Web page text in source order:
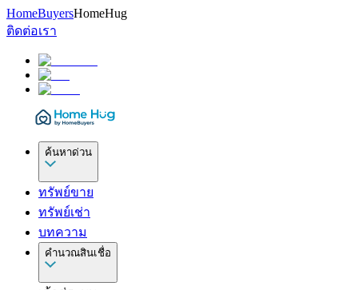
HomeBuyersHomeHug
ติดต่อเรา
ค้นหาด่วน
ทรัพย์ขาย
ทรัพย์เช่า
บทความ
คำนวณสินเชื่อ